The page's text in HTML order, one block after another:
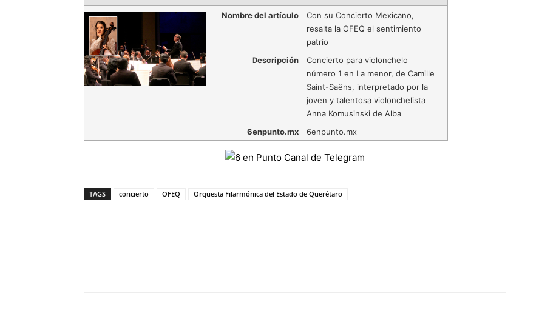
Nombre del artículo
Con su Concierto Mexicano,
resalta la OFEQ el sentimiento
patrio
Descripción
Concierto para violonchelo
número 1 en La menor, de Camille
Saint-Saëns, interpretado por la
joven y talentosa violonchelista
Anna Komusinski de Alba
6enpunto.mx
6enpunto.mx
TAGS concierto OFEQ Orquesta Filarmónica del Estado de Querétaro